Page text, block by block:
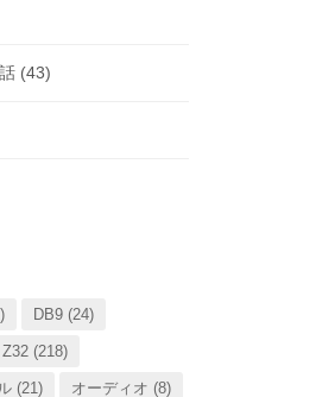
(43)
DB9 (24)
Z32 (218)
(21) オーディオ (8)